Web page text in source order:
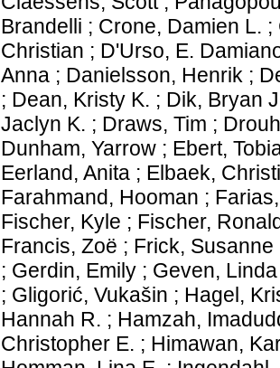
Brandelli ; Crone, Damien L. ;
Christian ; D'Urso, E.
Anna ; Danielsson, Henrik ;
; Dean, Kristy K. ; Dik, Bryan
Jaclyn K. ; Draws, Tim ;
Dunham, Yarrow ; Ebert,
Eerland, Anita ; Elbaek,
Farahmand, Hooman ;
Fischer, Kyle ; Fischer,
Francis, Zoë ; Frick, Susanne
; Gerdin, Emily ; Geven, Linda
; Gligorić, Vukašin ; Hagel,
Hannah R. ; Hamzah,
Christopher E. ; Himawan,